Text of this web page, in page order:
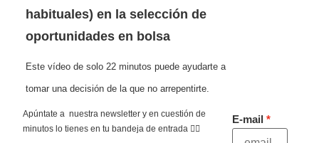
habituales) en la selección de
oportunidades en bolsa
Este vídeo de solo 22 minutos puede ayudarte a
tomar una decisión de la que no arrepentirte.
Apúntate a nuestra newsletter y en cuestión de
minutos lo tienes en tu bandeja de entrada 👇🏻
E-mail